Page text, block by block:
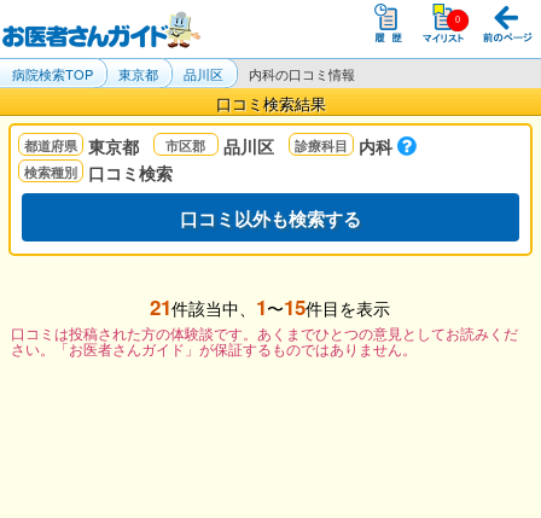
病院検索TOP 東京都 品川区 内科の口コミ情報
口コミ検索結果
東京都 品川区
内科
口コミ検索
口コミ以外も検索する
21件該当中、 1〜15件目を表示
口コミは投稿された方の体験談です。あくまでひとつの意見としてお読みくだ
さい。「お医者さんガイド」が保証するものではありません。